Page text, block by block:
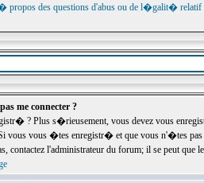
propos des questions d'abus ou de l�galit�
me connecter ?
? Plus s�rieusement, vous devez vous
vous vous �tes enregistr� et que vous n'�tes
contactez l'administrateur du forum; il se peut